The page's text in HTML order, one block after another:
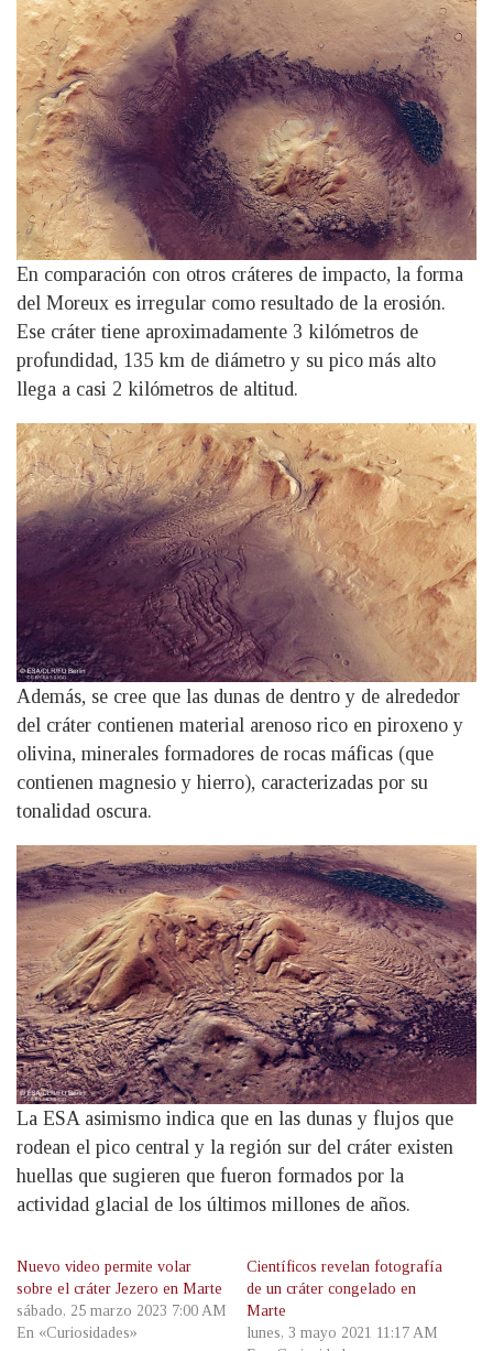
En comparación con otros cráteres de impacto, la forma
del Moreux es irregular como resultado de la erosión.
Ese cráter tiene aproximadamente 3 kilómetros de
profundidad, 135 km de diámetro y su pico más alto
llega a casi 2 kilómetros de altitud.
Además, se cree que las dunas de dentro y de alrededor
del cráter contienen material arenoso rico en piroxeno y
olivina, minerales formadores de rocas máficas (que
contienen magnesio y hierro), caracterizadas por su
tonalidad oscura.
La ESA asimismo indica que en las dunas y flujos que
rodean el pico central y la región sur del cráter existen
huellas que sugieren que fueron formados por la
actividad glacial de los últimos millones de años.
Nuevo video permite volar
sobre el cráter Jezero en Marte
sábado, 25 marzo 2023 7:00 AM
En «Curiosidades»
Científicos revelan fotografía
de un cráter congelado en
Marte
lunes, 3 mayo 2021 11:17 AM